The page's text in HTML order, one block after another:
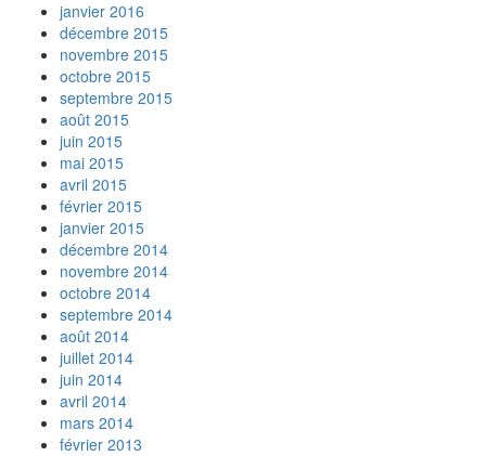
janvier 2016
décembre 2015
novembre 2015
octobre 2015
septembre 2015
août 2015
juin 2015
mai 2015
avril 2015
février 2015
janvier 2015
décembre 2014
novembre 2014
octobre 2014
septembre 2014
août 2014
juillet 2014
juin 2014
avril 2014
mars 2014
février 2013